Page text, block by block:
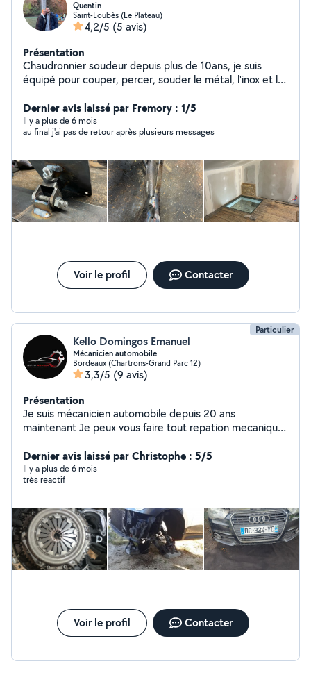
Quentin
Saint-Loubès (Le Plateau)
4,2/5 (5 avis)
Présentation
Chaudronnier soudeur depuis plus de 10ans, je suis
équipé pour couper, percer, souder le métal, l'inox et le
services pour tondre débroussailler, poser du placo,
manutention, transports, couper des arbres, enlever
des souches, mécanique voiture et moto Possibilité de
meuleuse, tire-fort 4t, tronçonneuse, tondeuse,
débroussailleuse, coupe bordure, broyeur de végétaux
Dernier avis laissé par Fremory : 1/5
Il y a plus de 6 mois
au final j'ai pas de retour après plusieurs messages
Voir le profil Contacter
Particulier
Kello Domingos Emanuel
Mécanicien automobile
Bordeaux (Chartrons-Grand Parc 12)
3,3/5 (9 avis)
Présentation
Je suis mécanicien automobile depuis 20 ans
maintenant Je peux vous faire tout repation mecanique
disque tabouret Distribution
Dernier avis laissé par Christophe : 5/5
Il y a plus de 6 mois
très reactif
Voir le profil Contacter